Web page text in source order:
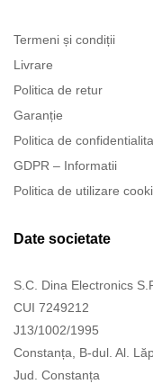
Termeni și condiții
Livrare
Politica de retur
Garanție
Politica de
GDPR – Informatii
Politica de utilizare
Date societate
S.C. Dina Electronics
CUI 7249212
J13/1002/1995
Constanța, B-dul. Al.
Jud. Constanța